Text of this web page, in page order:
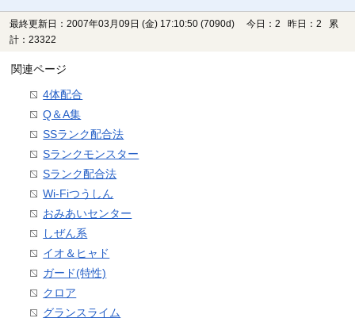
最終更新日：2007年03月09日 (金) 17:10:50 (7090d)
今日：2 昨日：2 累
計：23322
関連ページ
4体配合
Q＆A集
SSランク配合法
Sランクモンスター
Sランク配合法
Wi-Fiつうしん
おみあいセンター
しぜん系
イオ＆ヒャド
ガード(特性)
クロア
グランスライム